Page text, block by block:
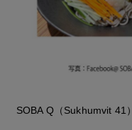
SOBA Q（Sukhumvit 41）